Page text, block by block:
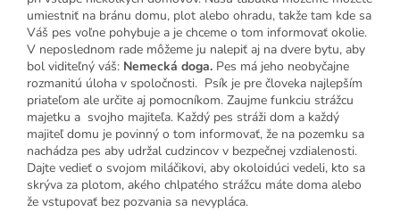
umiestniť na bránu domu, plot alebo ohradu, takže tam kde sa
Váš pes voľne pohybuje a je chceme o tom informovať okolie.
V neposlednom rade môžeme ju nalepiť aj na dvere bytu, aby
bol viditeľný váš: Nemecká doga. Pes má jeho neobyčajne
rozmanitú úloha v spoločnosti. Psík je pre človeka najlepším
priateľom ale určite aj pomocníkom. Zaujme funkciu strážcu
majetku a svojho majiteľa. Každý pes stráži dom a každý
majiteľ domu je povinný o tom informovať, že na pozemku sa
nachádza pes aby udržal cudzincov v bezpečnej vzdialenosti.
Dajte vedieť o svojom miláčikovi, aby okoloidúci vedeli, kto sa
skrýva za plotom, akého chlpatého strážcu máte doma alebo
že vstupovať bez pozvania sa nevypláca.